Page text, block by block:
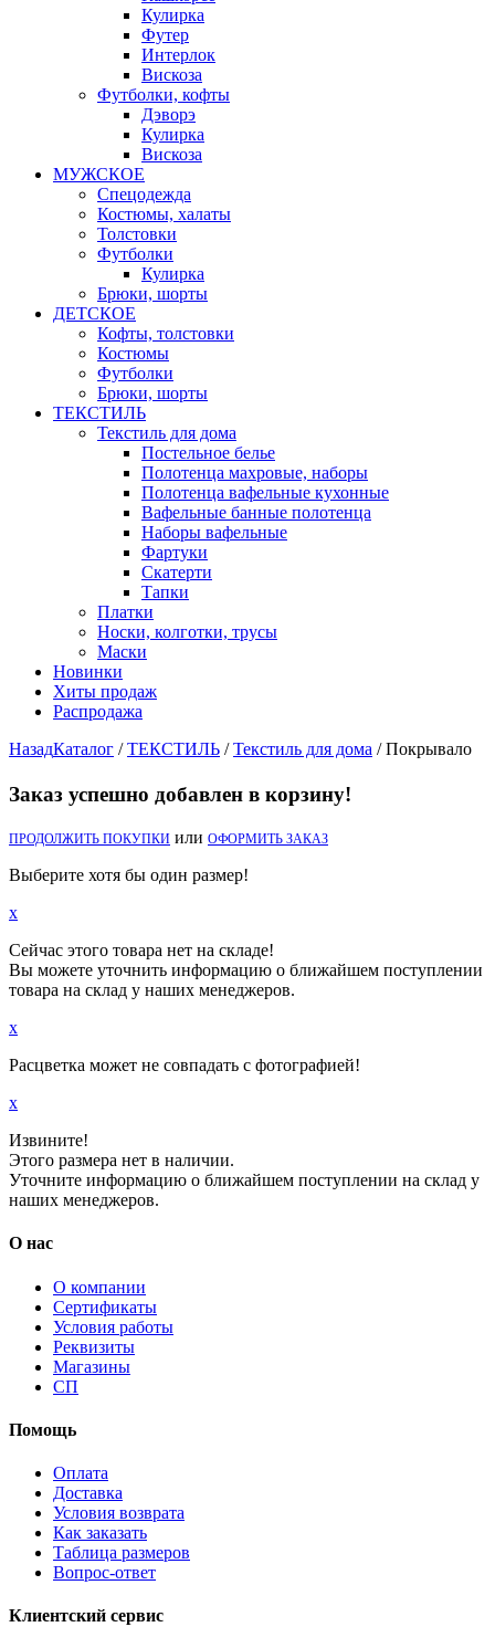
Кулирка
Футер
Интерлок
Вискоза
Футболки, кофты
Дэворэ
Кулирка
Вискоза
МУЖСКОЕ
Спецодежда
Костюмы, халаты
Толстовки
Футболки
Кулирка
Брюки, шорты
ДЕТСКОЕ
Кофты, толстовки
Костюмы
Футболки
Брюки, шорты
ТЕКСТИЛЬ
Текстиль для дома
Постельное белье
Полотенца махровые, наборы
Полотенца вафельные кухонные
Вафельные банные полотенца
Наборы вафельные
Фартуки
Скатерти
Тапки
Платки
Носки, колготки, трусы
Маски
Новинки
Хиты продаж
Распродажа
НазадКаталог /ТЕКСТИЛЬ /Текстиль для дома /Покрывало
Заказ успешно добавлен в корзину!
ПРОДОЛЖИТЬ ПОКУПКИ или ОФОРМИТЬ ЗАКАЗ
Выберите хотя бы один размер!
x
Сейчас этого товара нет на складе!
Вы можете уточнить информацию о ближайшем поступлении
товара на склад у наших менеджеров.
x
Расцветка может не совпадать с фотографией!
x
Извините!
Этого размера нет в наличии.
Уточните информацию о ближайшем поступлении на склад у
наших менеджеров.
О нас
О компании
Сертификаты
Условия работы
Реквизиты
Магазины
СП
Помощь
Оплата
Доставка
Условия возврата
Как заказать
Таблица размеров
Вопрос-ответ
Клиентский сервис